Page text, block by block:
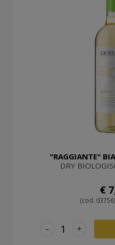
"RAGGIANTE"
DRY
€
(cod.
+
-